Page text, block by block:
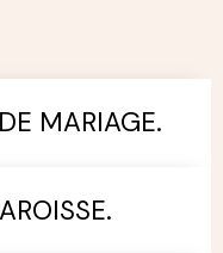
MARIAGE.